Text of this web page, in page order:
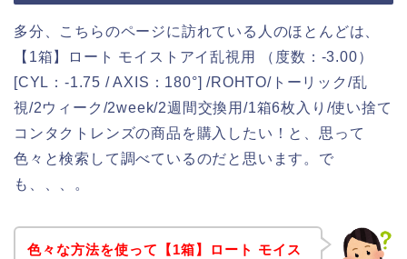
多分、こちらのページに訪れている人のほとんどは、
【1箱】ロート モイストアイ乱視用 （度数：-3.00）
[CYL：-1.75 / AXIS：180°] /ROHTO/トーリック/乱
視/2ウィーク/2week/2週間交換用/1箱6枚入り/使い捨て
コンタクトレンズの商品を購入したい！と、思って
色々と検索して調べているのだと思います。で
も、、、。
色々な方法を使って【1箱】ロート モイス